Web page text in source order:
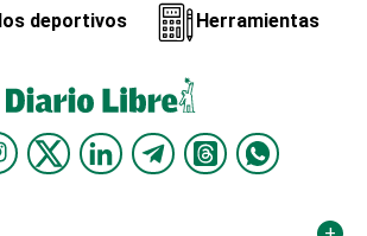
deportivos Herramientas